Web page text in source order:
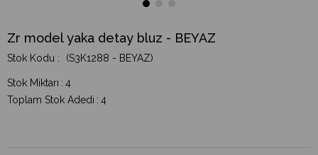
Zr model yaka detay bluz - BEYAZ
(S3K1288 - BEYAZ)
Stok Miktarı : 4
Toplam Stok Adedi : 4